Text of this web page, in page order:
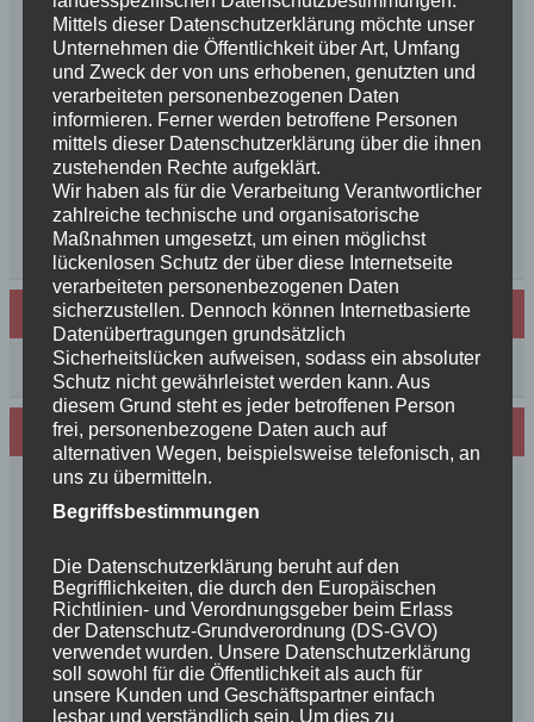
geboren++
++NEWS++NEWS++NEWS++Wir sind
schwanger++
So schön, die Freundschaften der Schurkeneltern
Lilly´s Schwester schickt Grüße
Innigkeit, oder wahre Liebe
Unsere schöne BenBenkinder schicken
Urlaubsgrüße
++News++News++News++
Archiv
Archiv
Wir sind Mitglied in folgenden Verbänden:
Mittels dieser Datenschutzerklärung möchte unser
Unternehmen die Öffentlichkeit über Art, Umfang
und Zweck der von uns erhobenen, genutzten und
verarbeiteten personenbezogenen Daten
informieren. Ferner werden betroffene Personen
mittels dieser Datenschutzerklärung über die ihnen
zustehenden Rechte aufgeklärt.
Wir haben als für die Verarbeitung Verantwortlicher
zahlreiche technische und organisatorische
Maßnahmen umgesetzt, um einen möglichst
lückenlosen Schutz der über diese Internetseite
verarbeiteten personenbezogenen Daten
sicherzustellen. Dennoch können Internetbasierte
Datenübertragungen grundsätzlich
Sicherheitslücken aufweisen, sodass ein absoluter
Schutz nicht gewährleistet werden kann. Aus
diesem Grund steht es jeder betroffenen Person
frei, personenbezogene Daten auch auf
alternativen Wegen, beispielsweise telefonisch, an
uns zu übermitteln.
Begriffsbestimmungen
Die Datenschutzerklärung beruht auf den
Begrifflichkeiten, die durch den Europäischen
Richtlinien- und Verordnungsgeber beim Erlass
der Datenschutz-Grundverordnung (DS-GVO)
verwendet wurden. Unsere Datenschutzerklärung
soll sowohl für die Öffentlichkeit als auch für
unsere Kunden und Geschäftspartner einfach
lesbar und verständlich sein. Um dies zu